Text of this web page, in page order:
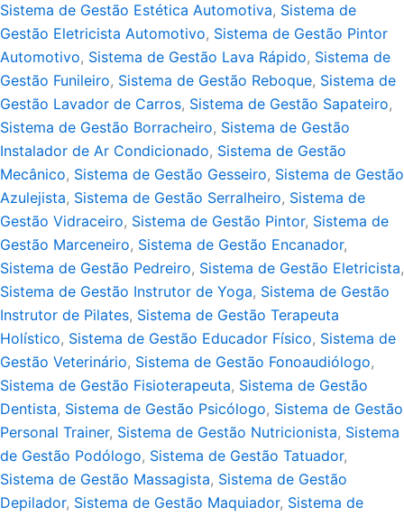
Sistema de Gestão Estética Automotiva, Sistema de
Gestão Eletricista Automotivo, Sistema de Gestão Pintor
Automotivo, Sistema de Gestão Lava Rápido, Sistema de
Gestão Funileiro, Sistema de Gestão Reboque, Sistema de
Gestão Lavador de Carros, Sistema de Gestão Sapateiro,
Sistema de Gestão Borracheiro, Sistema de Gestão
Instalador de Ar Condicionado, Sistema de Gestão
Mecânico, Sistema de Gestão Gesseiro, Sistema de Gestão
Azulejista, Sistema de Gestão Serralheiro, Sistema de
Gestão Vidraceiro, Sistema de Gestão Pintor, Sistema de
Gestão Marceneiro, Sistema de Gestão Encanador,
Sistema de Gestão Pedreiro, Sistema de Gestão Eletricista,
Sistema de Gestão Instrutor de Yoga, Sistema de Gestão
Instrutor de Pilates, Sistema de Gestão Terapeuta
Holístico, Sistema de Gestão Educador Físico, Sistema de
Gestão Veterinário, Sistema de Gestão Fonoaudiólogo,
Sistema de Gestão Fisioterapeuta, Sistema de Gestão
Dentista, Sistema de Gestão Psicólogo, Sistema de Gestão
Personal Trainer, Sistema de Gestão Nutricionista, Sistema
de Gestão Podólogo, Sistema de Gestão Tatuador,
Sistema de Gestão Massagista, Sistema de Gestão
Depilador, Sistema de Gestão Maquiador, Sistema de